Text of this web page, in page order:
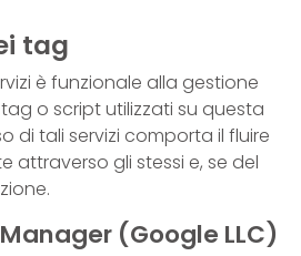
tag
è funzionale alla gestione
o script utilizzati su questa
di tali servizi comporta il fluire
attraverso gli stessi e, se del
(Google LLC)